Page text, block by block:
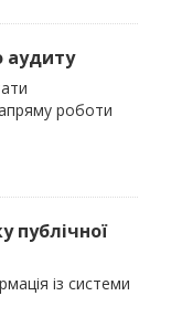
аудиту
роботи
публічної
із системи